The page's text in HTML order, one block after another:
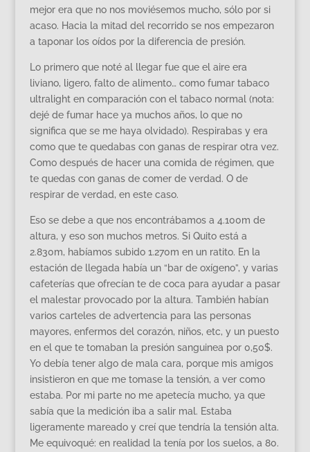
mejor era que no nos moviésemos mucho, sólo por si
acaso. Hacia la mitad del recorrido se nos empezaron
a taponar los oídos por la diferencia de presión.
Lo primero que noté al llegar fue que el aire era
liviano, ligero, falto de alimento… como fumar tabaco
ultralight en comparación con el tabaco normal (nota:
dejé de fumar hace ya muchos años, lo que no
significa que se me haya olvidado). Respirabas y era
como que te quedabas con ganas de respirar otra vez.
Como después de hacer una comida de régimen, que
te quedas con ganas de comer de verdad. O de
respirar de verdad, en este caso.
Eso se debe a que nos encontrábamos a 4.100m de
altura, y eso son muchos metros. Si Quito está a
2.830m, habíamos subido 1.270m en un ratito. En la
estación de llegada había un “bar de oxígeno”, y varias
cafeterías que ofrecían te de coca para ayudar a pasar
el malestar provocado por la altura. También habían
varios carteles de advertencia para las personas
mayores, enfermos del corazón, niños, etc, y un puesto
en el que te tomaban la presión sanguinea por 0,50$.
Yo debía tener algo de mala cara, porque mis amigos
insistieron en que me tomase la tensión, a ver como
estaba. Por mi parte no me apetecía mucho, ya que
sabía que la medición iba a salir mal. Estaba
ligeramente mareado y creí que tendría la tensión alta.
Me equivoqué: en realidad la tenía por los suelos, a 80.